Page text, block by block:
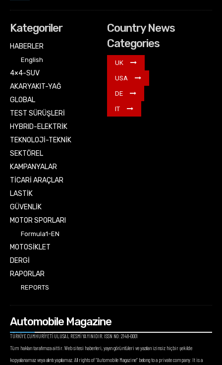
Kategoriler
HABERLER
English
4×4-SUV
AKARYAKIT-YAĞ
GLOBAL
TEST SÜRÜŞLERİ
HYBRID-ELEKTRİK
TEKNOLOJİ-TEKNİK
SEKTÖREL
KAMPANYALAR
TİCARİ ARAÇLAR
LASTİK
GÜVENLİK
MOTOR SPORLARI
Formula1-EN
MOTOSİKLET
DERGİ
RAPORLAR
REPORTS
Country News
Categories
UK
USA
DE
IT
Automobile Magazine
TÜRKİYE CUMHURİYETİ ULUSAL RESMİ YAYINIDIR. ISSN NO: 2148-0001
Tüm hakları tarafımıza aittir. Web sitesi haberleri, yayın görüntüleri ve yazıları izinsiz hiçbir şekilde
kopyalanamaz veya alıntı yapılamaz. All rights of “Automobile Magazine” belong to a private company. It is a